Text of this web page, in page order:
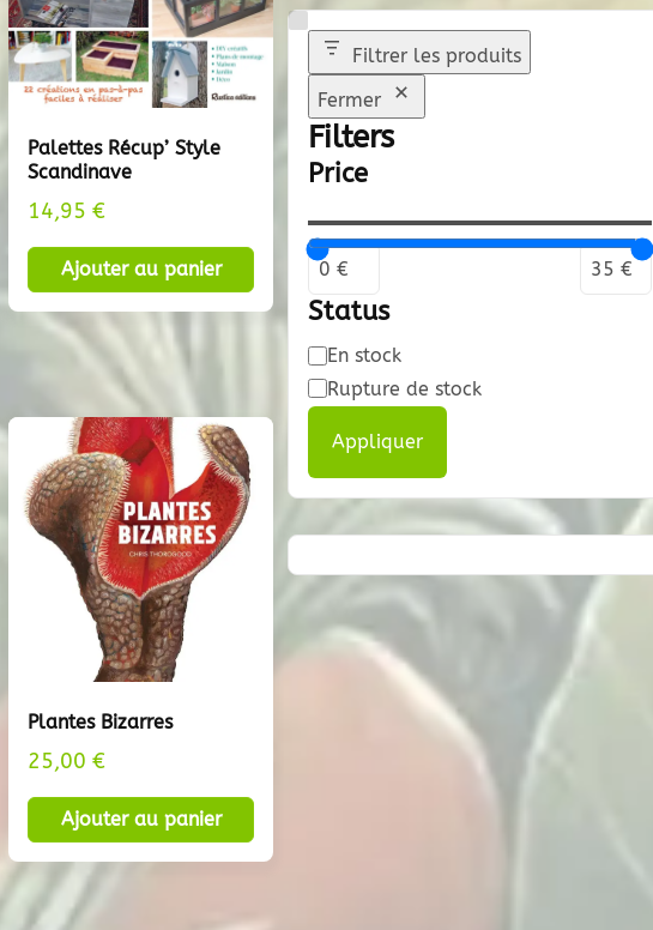
Palettes Récup’ Style
Scandinave
14,95 €
Ajouter au panier
Plantes Bizarres
25,00 €
Ajouter au panier
Filtrer les produits
Fermer
Filters
Price
Status
Disponibilité
En stock
Rupture de stock
Appliquer